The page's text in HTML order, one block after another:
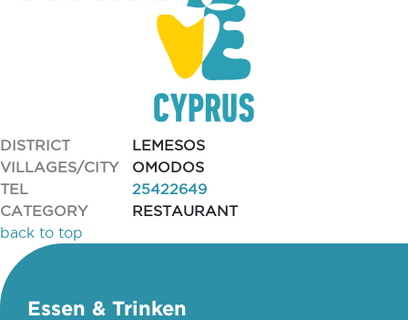
DISTRICT
LEMESOS
VILLAGES/CITY
OMODOS
TEL
25422649
CATEGORY
RESTAURANT
back to top
Essen & Trinken